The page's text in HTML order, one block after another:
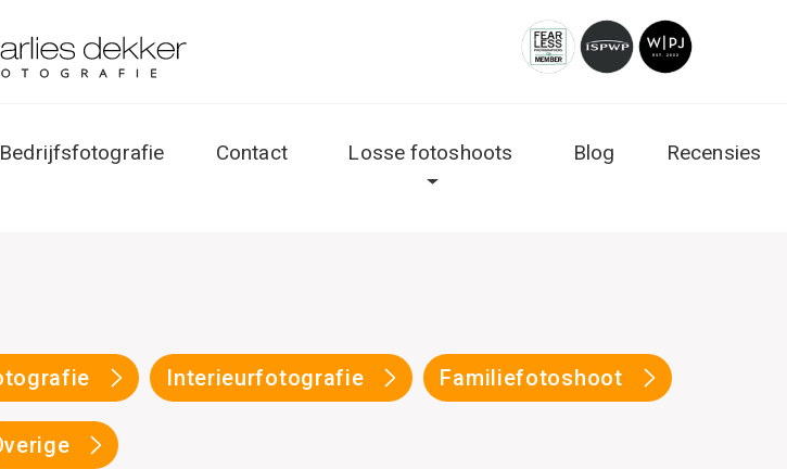
Bedrijfsfotografie Contact Losse fotoshoots Blog Recensies
Interieurfotografie Familiefotoshoot